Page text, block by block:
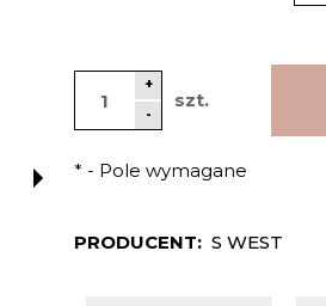
+
-
szt.
* - Pole wymagane
PRODUCENT: S WEST